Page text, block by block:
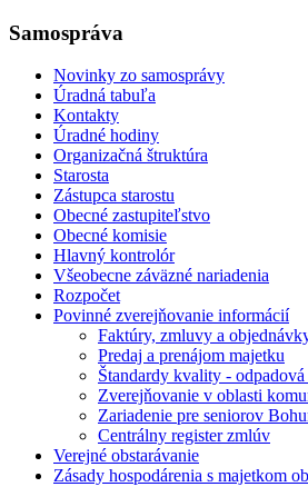
Samospráva
Novinky zo samosprávy
Úradná tabuľa
Kontakty
Úradné hodiny
Organizačná štruktúra
Starosta
Zástupca starostu
Obecné zastupiteľstvo
Obecné komisie
Hlavný kontrolór
Všeobecne záväzné nariadenia
Rozpočet
Povinné zverejňovanie informácií
Faktúry, zmluvy a
Predaj a prenájom majetku
Štandardy kvality - odpadová
Zverejňovanie v oblasti
Zariadenie pre seniorov
Centrálny register zmlúv
Verejné obstarávanie
Zásady hospodárenia s majetkom